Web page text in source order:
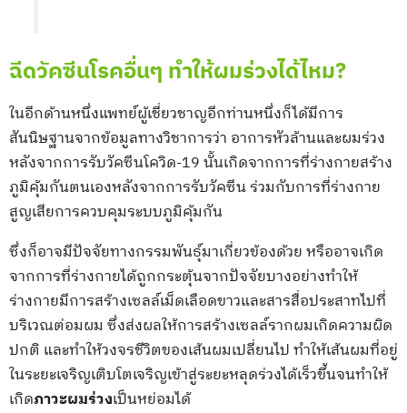
ฉีดวัคซีนโรคอื่นๆ ทำให้ผมร่วงได้ไหม?
ในอีกด้านหนึ่งแพทย์ผู้เชี่ยวชาญอีกท่านหนึ่งก็ได้มีการ
สันนิษฐานจากข้อมูลทางวิชาการว่า อาการหัวล้านและผมร่วง
หลังจากการรับวัคซีนโควิด-19 นั้นเกิดจากการที่ร่างกายสร้าง
ภูมิคุ้มกันตนเองหลังจากการรับวัคซีน ร่วมกับการที่ร่างกาย
สูญเสียการควบคุมระบบภูมิคุ้มกัน
ซึ่งก็อาจมีปัจจัยทางกรรมพันธุ์มาเกี่ยวข้องด้วย หรืออาจเกิด
จากการที่ร่างกายได้ถูกกระตุ้นจากปัจจัยบางอย่างทำให้
ร่างกายมีการสร้างเซลล์เม็ดเลือดขาวและสารสื่อประสาทไปที่
บริเวณต่อมผม ซึ่งส่งผลให้การสร้างเซลล์รากผมเกิดความผิด
ปกติ และทำให้วงจรชีวิตของเส้นผมเปลี่ยนไป ทำให้เส้นผมที่อยู่
ในระยะเจริญเติบโตเจริญเข้าสู่ระยะหลุดร่วงได้เร็วขึ้นจนทำให้
เกิดภาวะผมร่วงเป็นหย่อมได้